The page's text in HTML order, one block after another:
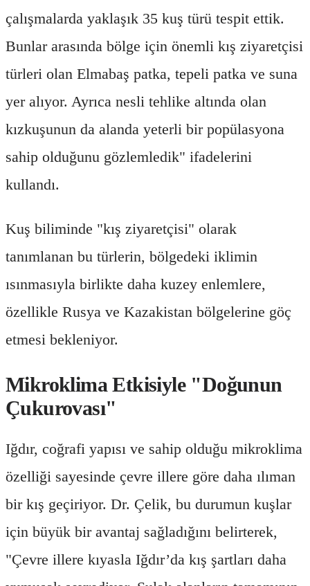
çalışmalarda yaklaşık 35 kuş türü tespit ettik.
Bunlar arasında bölge için önemli kış ziyaretçisi
türleri olan Elmabaş patka, tepeli patka ve suna
yer alıyor. Ayrıca nesli tehlike altında olan
kızkuşunun da alanda yeterli bir popülasyona
sahip olduğunu gözlemledik" ifadelerini
kullandı.
Kuş biliminde "kış ziyaretçisi" olarak
tanımlanan bu türlerin, bölgedeki iklimin
ısınmasıyla birlikte daha kuzey enlemlere,
özellikle Rusya ve Kazakistan bölgelerine göç
etmesi bekleniyor.
Mikroklima Etkisiyle "Doğunun
Çukurovası"
Iğdır, coğrafi yapısı ve sahip olduğu mikroklima
özelliği sayesinde çevre illere göre daha ılıman
bir kış geçiriyor. Dr. Çelik, bu durumun kuşlar
için büyük bir avantaj sağladığını belirterek,
"Çevre illere kıyasla Iğdır’da kış şartları daha